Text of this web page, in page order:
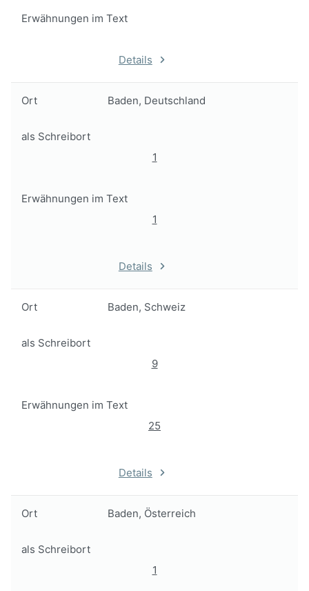
Erwähnungen im Text
Details
Ort Baden, Deutschland
als Schreibort
1
Erwähnungen im Text
1
Details
Ort Baden, Schweiz
als Schreibort
9
Erwähnungen im Text
25
Details
Ort Baden, Österreich
als Schreibort
1